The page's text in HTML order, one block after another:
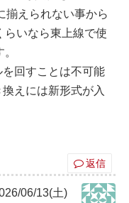
揃えられない事から
らいなら東上線で使
回すことは不可能
えには新形式が入
返信
06/13(土)